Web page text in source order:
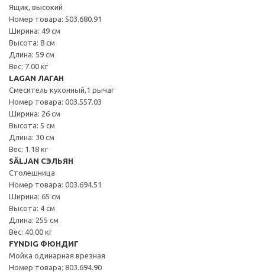
Ящик, высокий
Номер товара: 503.680.91
Ширина: 49 см
Высота: 8 см
Длина: 59 см
Вес: 7.00 кг
LAGAN ЛАГАН
Смеситель кухонный,1 рычаг
Номер товара: 003.557.03
Ширина: 26 см
Высота: 5 см
Длина: 30 см
Вес: 1.18 кг
SÄLJAN СЭЛЬЯН
Столешница
Номер товара: 003.694.51
Ширина: 65 см
Высота: 4 см
Длина: 255 см
Вес: 40.00 кг
FYNDIG ФЮНДИГ
Мойка одинарная врезная
Номер товара: 803.694.90